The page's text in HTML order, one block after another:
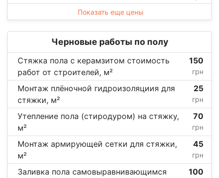
Показать еще цены
Черновые работы по полу
Стяжка пола с керамзитом стоимость
работ от строителей, м²
150
грн
Монтаж плёночной гидроизоляциия для
стяжки, м²
25
грн
Утепление пола (стиродуром) на стяжку,
м²
70
грн
Монтаж армирующей сетки для стяжки,
м²
45
грн
Заливка пола самовыравнивающимся
100